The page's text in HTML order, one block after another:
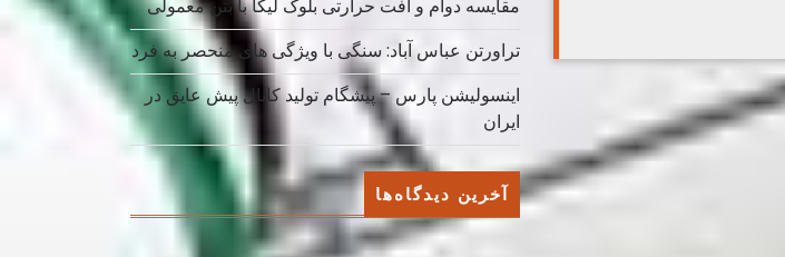
مقایسه دوام و افت حرارتی بلوک لیکا با بتن معمولی
تراورتن عباس آباد: سنگی با ویژگی های منحصر به فرد
اینسولیشن پارس – پیشگام تولید کانال پیش عایق در
ایران
آخرین دیدگاه‌ها